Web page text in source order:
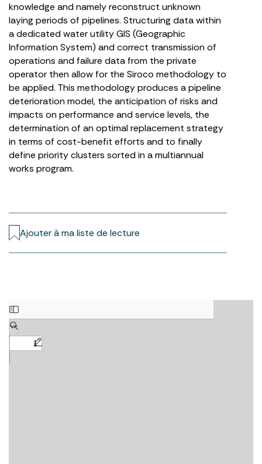
knowledge and namely reconstruct unknown
laying periods of pipelines. Structuring data within
a dedicated water utility GIS (Geographic
Information System) and correct transmission of
operations and failure data from the private
operator then allow for the Siroco methodology to
be applied. This methodology produces a pipeline
deterioration model, the anticipation of risks and
impacts on performance and service levels, the
determination of an optimal replacement strategy
in terms of cost-benefit efforts and to finally
define priority clusters sorted in a multiannual
works program.
Ajouter à ma liste de lecture